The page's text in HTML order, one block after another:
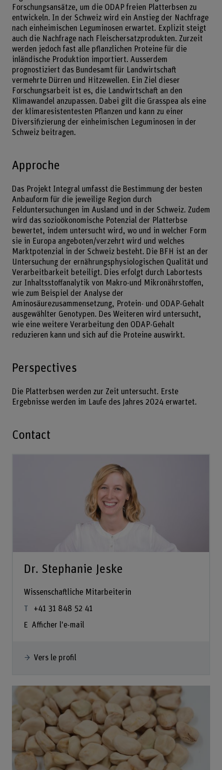
Forschungsansätze, um die ODAP freien Platterbsen zu
entwickeln. In der Schweiz wird ein Anstieg der Nachfrage
nach einheimischen Leguminosen erwartet. Explizit steigt
auch die Nachfrage nach Fleischersatzprodukten. Zurzeit
werden jedoch fast alle pflanzlichen Proteine für die
inländische Produktion importiert. Ausserdem
prognostiziert das Bundesamt für Landwirtschaft
vermehrte Dürren und Hitzewellen. Ein Ziel dieser
Forschungsarbeit ist es, die Landwirtschaft an den
Klimawandel anzupassen. Dabei gilt die Grasspea als eine
der klimaresistentesten Pflanzen und kann zu einer
Diversifizierung der einheimischen Leguminosen in der
Schweiz beitragen.
Approche
Das Projekt Integral umfasst die Bestimmung der besten
Anbauform für die jeweilige Region durch
Felduntersuchungen im Ausland und in der Schweiz. Zudem
wird das sozioökonomische Potenzial der Platterbse
bewertet, indem untersucht wird, wo und in welcher Form
sie in Europa angeboten/verzehrt wird und welches
Marktpotenzial in der Schweiz besteht. Die BFH ist an der
Untersuchung der ernährungsphysiologischen Qualität und
Verarbeitbarkeit beteiligt. Dies erfolgt durch Labortests
zur Inhaltsstoffanalytik von Makro-und Mikronährstoffen,
wie zum Beispiel der Analyse der
Aminosäurezusammensetzung, Protein- und ODAP-Gehalt
ausgewählter Genotypen. Des Weiteren wird untersucht,
wie eine weitere Verarbeitung den ODAP-Gehalt
reduzieren kann und sich auf die Proteine auswirkt.
Perspectives
Die Platterbsen werden zur Zeit untersucht. Erste
Ergebnisse werden im Laufe des Jahres 2024 erwartet.
Contact
Dr. Stephanie Jeske
Wissenschaftliche Mitarbeiterin
+41 31 848 52 41
Afficher l'e-mail
Vers le profil